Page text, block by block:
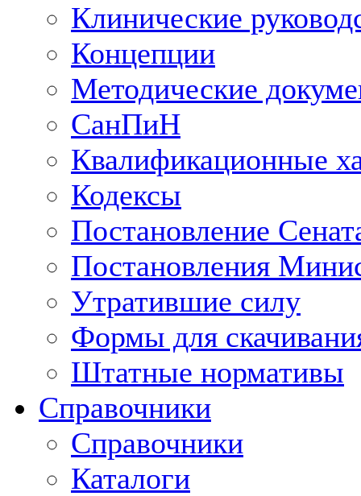
Клинические
Концепции
Методические
СанПиН
Квалификационные
Кодексы
Постановление
Постановления
Утратившие силу
Формы для
Штатные нормативы
Справочники
Справочники
Каталоги